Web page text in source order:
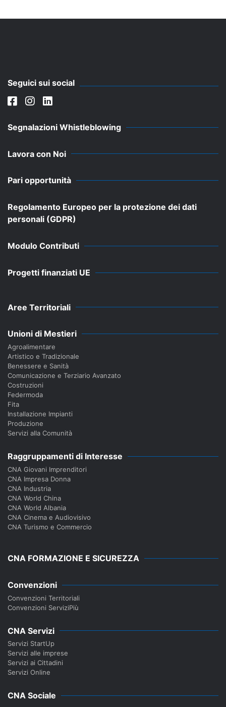
Seguici sui social
Segnalazioni Whistleblowing
Lavora con Noi
Pari opportunità
Regolamento Europeo per la protezione dei dati
personali (GDPR)
Modulo Contributi
Progetti finanziati UE
Aree Territoriali
Unioni di Mestieri
Agroalimentare
Artistico e Tradizionale
Benessere e Sanità
Comunicazione e Terziario Avanzato
Costruzioni
Federmoda
Fita
Installazione Impianti
Produzione
Servizi alla Comunità
Raggruppamenti di Interesse
CNA Giovani Imprenditori
CNA Impresa Donna
CNA Industria
CNA World China
CNA World Albania
CNA Cinema e Audiovisivo
CNA Turismo e Commercio
CNA FORMAZIONE E SICUREZZA
Convenzioni
Convenzioni Territoriali
Convenzioni ServiziPiù
CNA Servizi
Servizi StartUp
Servizi alle imprese
Servizi ai Cittadini
Servizi Online
CNA Sociale